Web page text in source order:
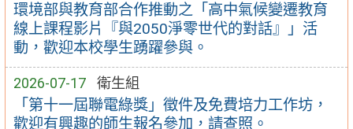
環境部與教育部合作推動之「高中氣候變遷教育
線上課程影片『與2050淨零世代的對話』」活
動，歡迎本校學生踴躍參與。
2026-07-17 衛生組
「第十一屆聯電綠獎」徵件及免費培力工作坊，
歡迎有興趣的師生報名參加，請查照。